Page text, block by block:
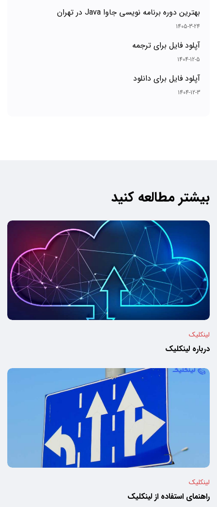
بهترین دوره برنامه نویسی جاوا Java در تهران
1405-3-24
آپلود فایل برای ترجمه
1404-12-5
آپلود فایل برای دانلود
1404-12-3
بیشتر مطالعه کنید
لینکلیک
درباره لینکلیک
لینکلیک
راهنمای استفاده از لینکلیک